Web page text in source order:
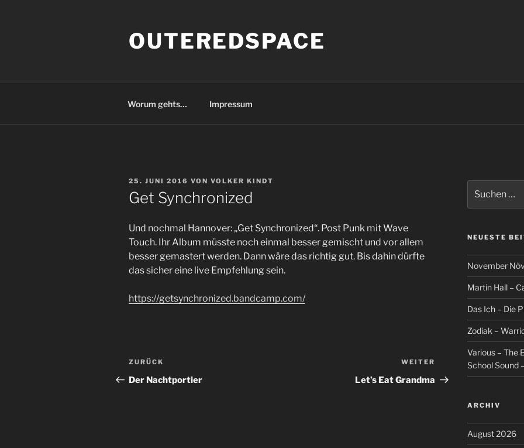
OUTEREDSPACE
Worum gehts… Impressum
VERÖFFENTLICHT
AM
25. JUNI 2016 VON VOLKER KINDT
Get Synchronized
Und nochmal Hannover: „Get Synchronized“. Post Punk mit Wave
Touch. Ihr Album müsste noch einmal besser gemischt und vor allem
besser gemastert werden. Dann wäre das richtig gut. Bis dahin dürfte
das sicher eine live Empfehlung sein.
https://getsynchronized.bandcamp.com/
Beitragsnavigation
Vorheriger
Beitrag
ZURÜCK
Der Nachtportier
Nächster
Beitrag
WEITER
Let’s Eat Grandma
nach:
NEUESTE
November
Martin Hall –
Das Ich – Die
Zodiak –
Various – The
School Sound
ARCHIV
August 2026